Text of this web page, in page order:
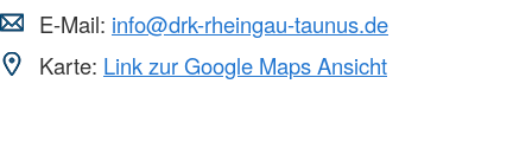
E-Mail: info@drk-rheingau-taunus.de
Karte: Link zur Google Maps Ansicht